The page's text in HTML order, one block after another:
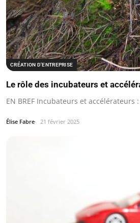
CRÉATION D'ENTREPRISE
Le rôle des incubateurs et
EN BREF Incubateurs et
Élise Fabre 21 février 2025